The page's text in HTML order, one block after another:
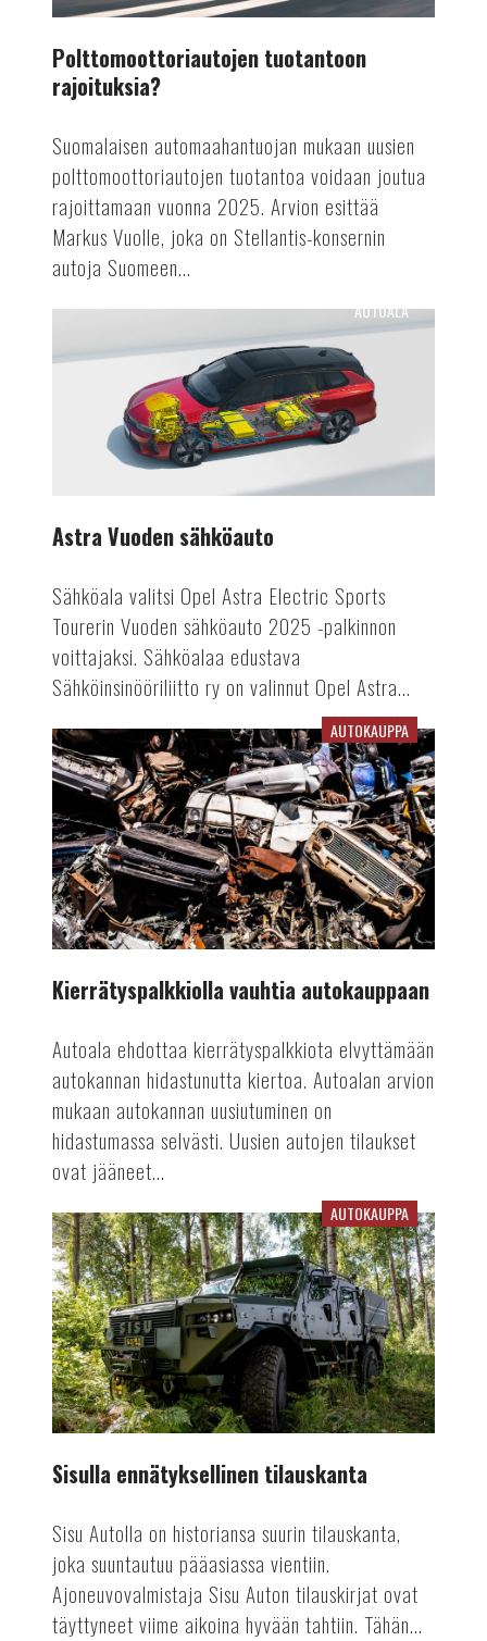
Polttomoottoriautojen tuotantoon
rajoituksia?
Suomalaisen automaahantuojan mukaan uusien
polttomoottoriautojen tuotantoa voidaan joutua
rajoittamaan vuonna 2025. Arvion esittää
Markus Vuolle, joka on Stellantis-konsernin
autoja Suomeen...
Vuoden
AUTOALA
Astra Vuoden sähköauto
Sähköala valitsi Opel Astra Electric Sports
Tourerin Vuoden sähköauto 2025 -palkinnon
voittajaksi. Sähköalaa edustava
Sähköinsinööriliitto ry on valinnut Opel Astra...
Kierrätyspalkkiolla
vauhtia
autokauppaan
AUTOKAUPPA
Kierrätyspalkkiolla vauhtia autokauppaan
Autoala ehdottaa kierrätyspalkkiota elvyttämään
autokannan hidastunutta kiertoa. Autoalan arvion
mukaan autokannan uusiutuminen on
hidastumassa selvästi. Uusien autojen tilaukset
ovat jääneet...
Sisulla
ennätyksellinen
tilauskanta
AUTOKAUPPA
Sisulla ennätyksellinen tilauskanta
Sisu Autolla on historiansa suurin tilauskanta,
joka suuntautuu pääasiassa vientiin.
Ajoneuvovalmistaja Sisu Auton tilauskirjat ovat
täyttyneet viime aikoina hyvään tahtiin. Tähän...